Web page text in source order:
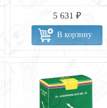
5 631 ₽
В корзину